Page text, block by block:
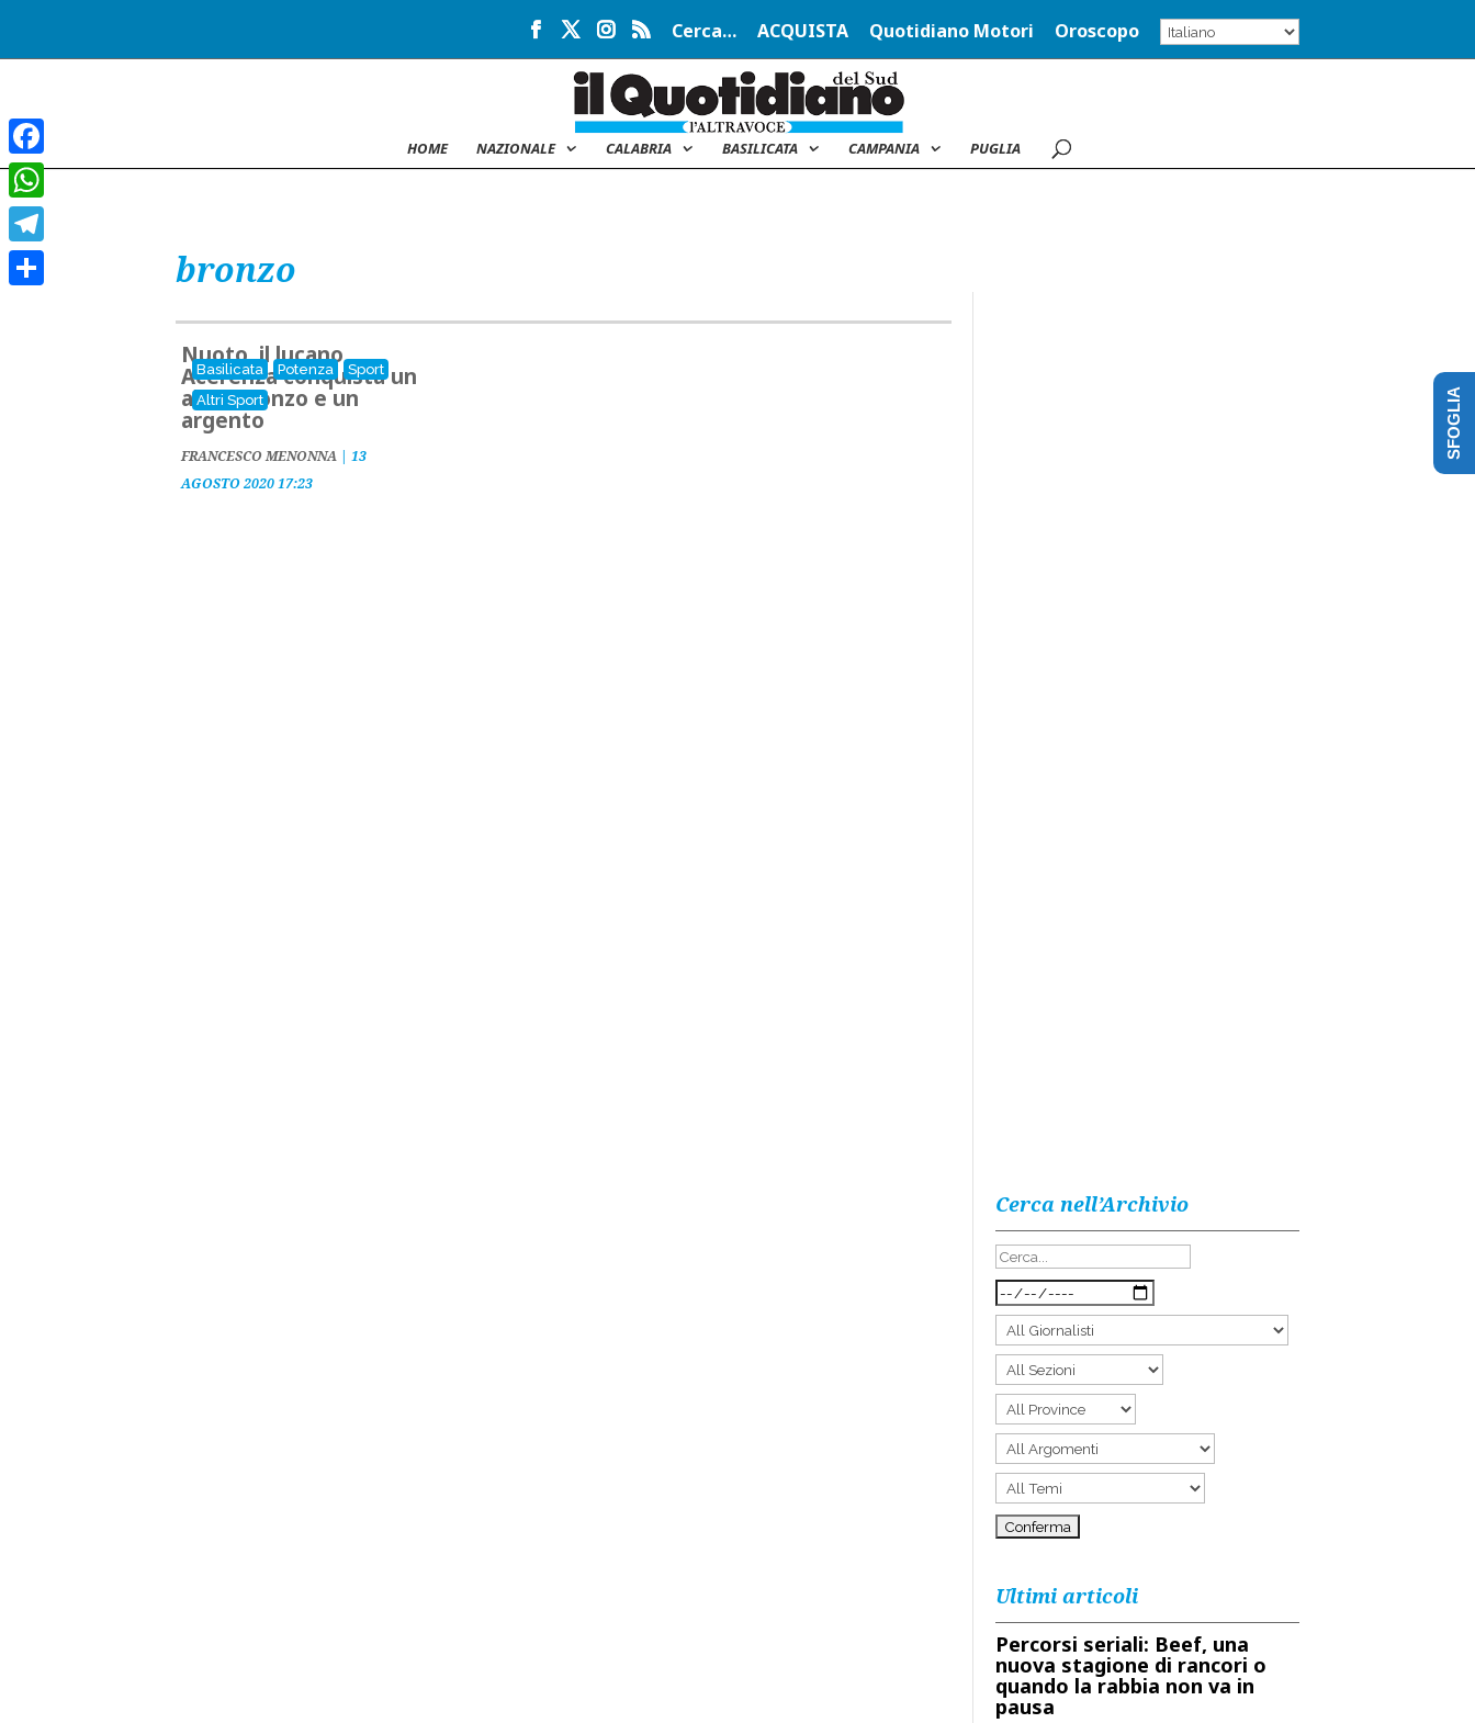
Cerca… ACQUISTA Quotidiano Motori Oroscopo
HOME NAZIONALE CALABRIA BASILICATA CAMPANIA PUGLIA
bronzo
Basilicata Potenza
Sport
Altri Sport
Nuoto, il lucano
Acerenza conquista un
altro bronzo e un
argento
FRANCESCO MENONNA | 13
AGOSTO 2020 17:23
Cerca nell’Archivio
Ultimi articoli
Percorsi seriali: Beef, una
nuova stagione di rancori o
quando la rabbia non va in
pausa
Facebook
WhatsApp
Telegram
SFOGLIA